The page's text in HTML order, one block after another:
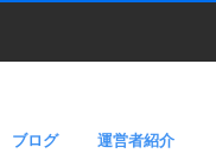
ブログ 運営者紹介